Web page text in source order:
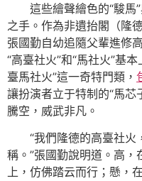
這些繪聲繪色的“駿馬
之手。作為非遺抬閣（隆
張國勤自幼追隨父輩進修
“高臺社火”和“馬社火”基
臺馬社火”這一奇特門類，
讓扮演者立于特制的“馬芯
騰空，威武非凡。
“我們隆德的高臺社火
稱。”張國勤說明道。高
上，仿佛踏云而行；懸，